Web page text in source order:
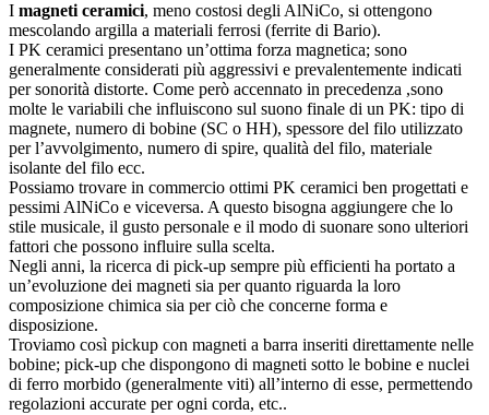
I magneti ceramici, meno costosi degli AlNiCo, si ottengono
mescolando argilla a materiali ferrosi (ferrite di Bario).
I PK ceramici presentano un’ottima forza magnetica; sono
generalmente considerati più aggressivi e prevalentemente indicati
per sonorità distorte. Come però accennato in precedenza ,sono
molte le variabili che influiscono sul suono finale di un PK: tipo di
magnete, numero di bobine (SC o HH), spessore del filo utilizzato
per l’avvolgimento, numero di spire, qualità del filo, materiale
isolante del filo ecc.
Possiamo trovare in commercio ottimi PK ceramici ben progettati e
pessimi AlNiCo e viceversa. A questo bisogna aggiungere che lo
stile musicale, il gusto personale e il modo di suonare sono ulteriori
fattori che possono influire sulla scelta.
Negli anni, la ricerca di pick-up sempre più efficienti ha portato a
un’evoluzione dei magneti sia per quanto riguarda la loro
composizione chimica sia per ciò che concerne forma e
disposizione.
Troviamo così pickup con magneti a barra inseriti direttamente nelle
bobine; pick-up che dispongono di magneti sotto le bobine e nuclei
di ferro morbido (generalmente viti) all’interno di esse, permettendo
regolazioni accurate per ogni corda, etc..